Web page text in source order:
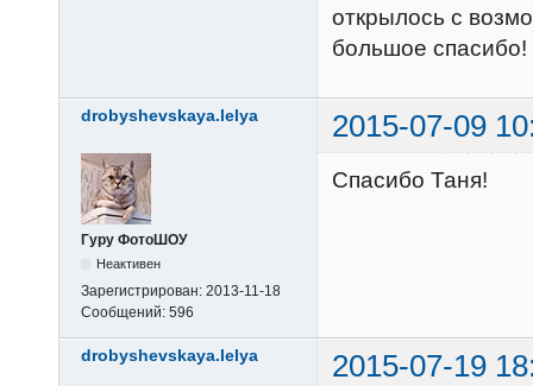
открылось с
большое спасибо!
drobyshevskaya.lelya 2015-07-09
Гуру ФотоШОУ
Неактивен
Зарегистрирован: 2013-11-18
Сообщений: 596
Спасибо Таня!
drobyshevskaya.lelya 2015-07-19